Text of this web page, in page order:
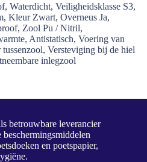
Waterdicht, Veiligheidsklasse S3,
Kleur Zwart, Overneus Ja,
Zool Pu / Nitril,
Antistatisch, Voering van
Versteviging bij de hiel
inlegzool
betrouwbare leverancier
en poetspapier,